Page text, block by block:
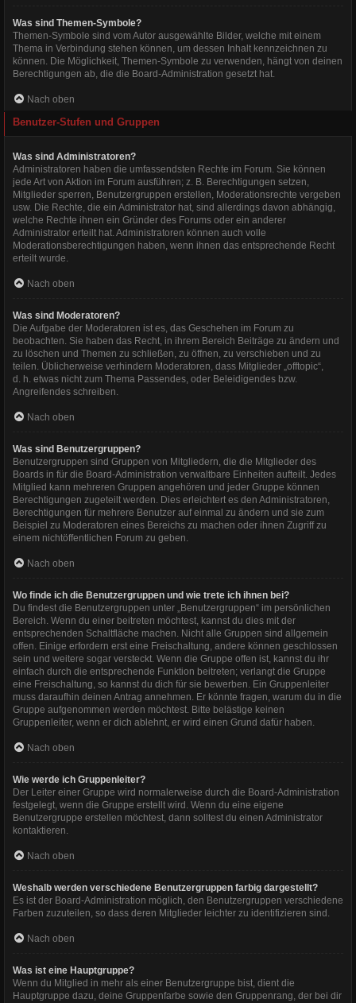
Was sind Themen-Symbole?
Themen-Symbole sind vom Autor ausgewählte Bilder, welche mit einem
Thema in Verbindung stehen können, um dessen Inhalt kennzeichnen zu
können. Die Möglichkeit, Themen-Symbole zu verwenden, hängt von deinen
Berechtigungen ab, die die Board-Administration gesetzt hat.
Nach oben
Benutzer-Stufen und Gruppen
Was sind Administratoren?
Administratoren haben die umfassendsten Rechte im Forum. Sie können
jede Art von Aktion im Forum ausführen; z. B. Berechtigungen setzen,
Mitglieder sperren, Benutzergruppen erstellen, Moderationsrechte vergeben
usw. Die Rechte, die ein Administrator hat, sind allerdings davon abhängig,
welche Rechte ihnen ein Gründer des Forums oder ein anderer
Administrator erteilt hat. Administratoren können auch volle
Moderationsberechtigungen haben, wenn ihnen das entsprechende Recht
erteilt wurde.
Nach oben
Was sind Moderatoren?
Die Aufgabe der Moderatoren ist es, das Geschehen im Forum zu
beobachten. Sie haben das Recht, in ihrem Bereich Beiträge zu ändern und
zu löschen und Themen zu schließen, zu öffnen, zu verschieben und zu
teilen. Üblicherweise verhindern Moderatoren, dass Mitglieder „offtopic“,
d. h. etwas nicht zum Thema Passendes, oder Beleidigendes bzw.
Angreifendes schreiben.
Nach oben
Was sind Benutzergruppen?
Benutzergruppen sind Gruppen von Mitgliedern, die die Mitglieder des
Boards in für die Board-Administration verwaltbare Einheiten aufteilt. Jedes
Mitglied kann mehreren Gruppen angehören und jeder Gruppe können
Berechtigungen zugeteilt werden. Dies erleichtert es den Administratoren,
Berechtigungen für mehrere Benutzer auf einmal zu ändern und sie zum
Beispiel zu Moderatoren eines Bereichs zu machen oder ihnen Zugriff zu
einem nichtöffentlichen Forum zu geben.
Nach oben
Wo finde ich die Benutzergruppen und wie trete ich ihnen bei?
Du findest die Benutzergruppen unter „Benutzergruppen“ im persönlichen
Bereich. Wenn du einer beitreten möchtest, kannst du dies mit der
entsprechenden Schaltfläche machen. Nicht alle Gruppen sind allgemein
offen. Einige erfordern erst eine Freischaltung, andere können geschlossen
sein und weitere sogar versteckt. Wenn die Gruppe offen ist, kannst du ihr
einfach durch die entsprechende Funktion beitreten; verlangt die Gruppe
eine Freischaltung, so kannst du dich für sie bewerben. Ein Gruppenleiter
muss daraufhin deinen Antrag annehmen. Er könnte fragen, warum du in die
Gruppe aufgenommen werden möchtest. Bitte belästige keinen
Gruppenleiter, wenn er dich ablehnt, er wird einen Grund dafür haben.
Nach oben
Wie werde ich Gruppenleiter?
Der Leiter einer Gruppe wird normalerweise durch die Board-Administration
festgelegt, wenn die Gruppe erstellt wird. Wenn du eine eigene
Benutzergruppe erstellen möchtest, dann solltest du einen Administrator
kontaktieren.
Nach oben
Weshalb werden verschiedene Benutzergruppen farbig dargestellt?
Es ist der Board-Administration möglich, den Benutzergruppen verschiedene
Farben zuzuteilen, so dass deren Mitglieder leichter zu identifizieren sind.
Nach oben
Was ist eine Hauptgruppe?
Wenn du Mitglied in mehr als einer Benutzergruppe bist, dient die
Hauptgruppe dazu, deine Gruppenfarbe sowie den Gruppenrang, der bei dir